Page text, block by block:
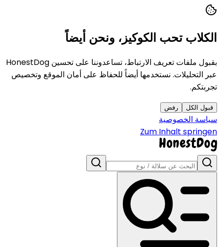
الكلاب تحب الكوكيز، ونحن أيضاً
بقبول ملفات تعريف الارتباط، تساعدوننا على تحسين HonestDog
عبر التحليلات. نستخدمها أيضاً للحفاظ على أمان الموقع وتخصيص
تجربتكم.
قبول الكل رفض
سياسة الخصوصية
Zum Inhalt springen